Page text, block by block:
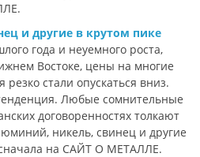
и другие в крутом пике
года и неуемного роста,
Востоке, цены на многие
стали опускаться вниз.
Любые сомнительные
договоренностях толкают
никель, свинец и другие
на САЙТ О МЕТАЛЛЕ.